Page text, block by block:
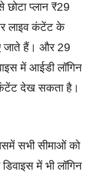
प्लान ₹29
लाइव कंटेंट के
जाते हैं। और 29
में आईडी लॉगिन
देख सकता है।
सभी सीमाओं को
में भी लॉगिन